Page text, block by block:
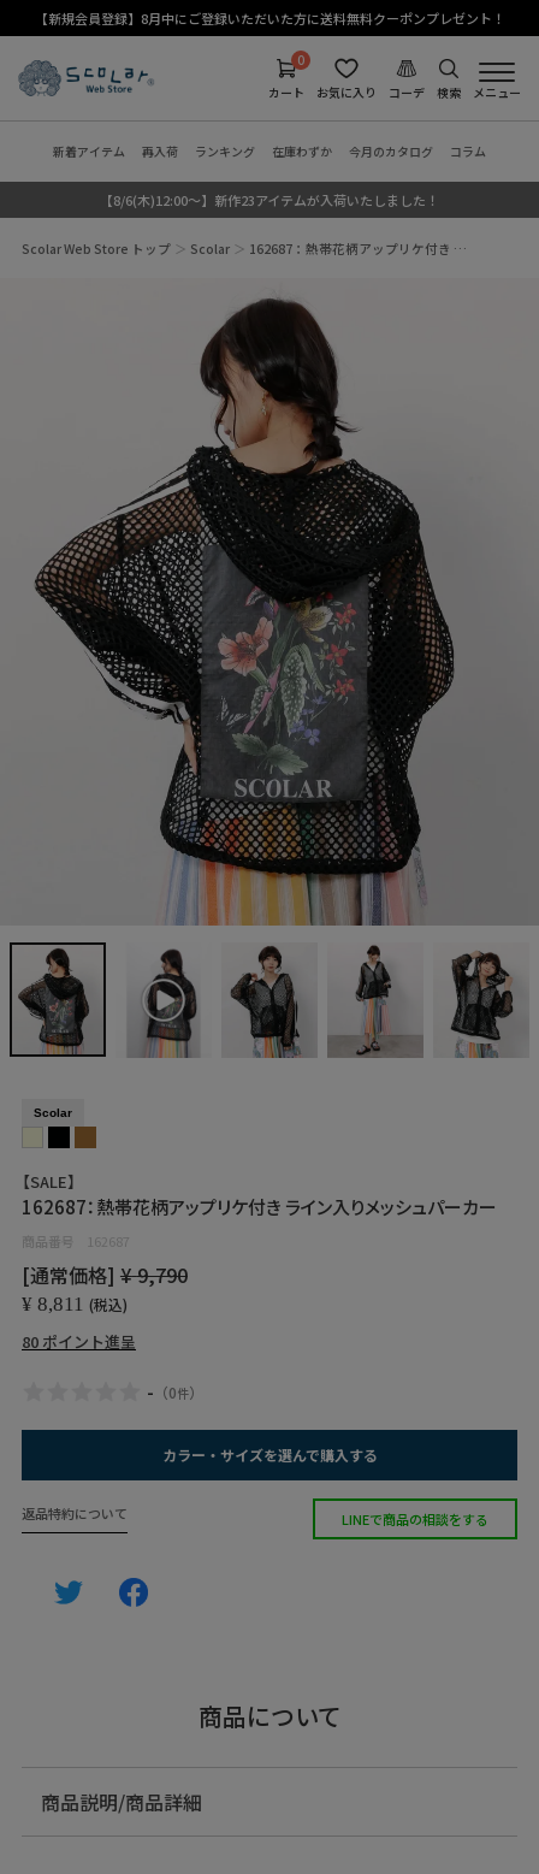
【新規会員登録】8月中にご登録いただいた方に送料無料クーポンプレゼント！
検索
コーデ
お気に入り
0
カート
メニュー
新着アイテム 再入荷 ランキング 在庫わずか 今月のカタログ コラム
【8/6(木)12:00～】新作23アイテムが入荷いたしました！
Scolar Web Store トップ Scolar 162687：熱帯花柄アップリケ付き …
Scolar
【SALE】
162687：熱帯花柄アップリケ付き ライン入りメッシュパーカー
商品番号 162687
[通常価格] ¥9,790
¥ 8,811 税込
80 ポイント進呈
- （0件）
カラー・サイズを選んで購入する
返品特約について LINEで商品の相談をする
商品について
商品説明/商品詳細